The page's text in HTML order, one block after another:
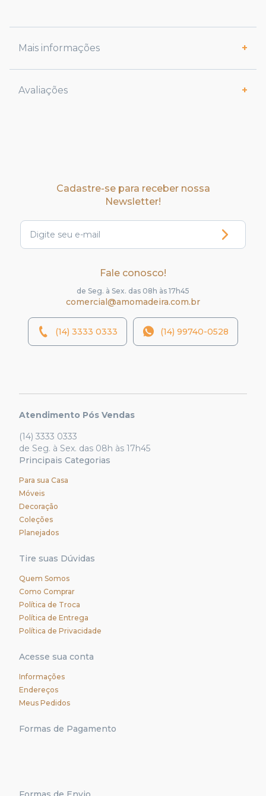
Mais informações
Avaliações
Cadastre-se para receber nossa
Newsletter!
Fale conosco!
de Seg. à Sex. das 08h às 17h45
comercial@amomadeira.com.br
(14) 3333 0333 (14) 99740-0528
Atendimento Pós Vendas
(14) 3333 0333
de Seg. à Sex. das 08h às 17h45
Principais Categorias
Para sua Casa
Móveis
Decoração
Coleções
Planejados
Tire suas Dúvidas
Quem Somos
Como Comprar
Política de Troca
Política de Entrega
Política de Privacidade
Acesse sua conta
Informações
Endereços
Meus Pedidos
Formas de Pagamento